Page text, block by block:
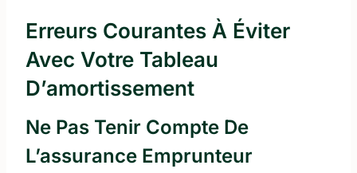
Erreurs Courantes À Éviter
Avec Votre Tableau
D’amortissement
Ne Pas Tenir Compte De
L’assurance Emprunteur